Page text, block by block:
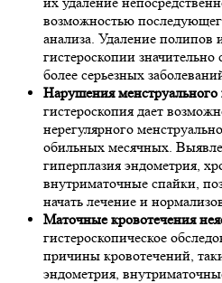
возможностью
анализа. Удаление полипов
гистероскопии
более серьезных
Нарушения менструального
гистероскопия дает
нерегулярного
обильных месячных.
гиперплазия эндометрия,
внутриматочные спайки,
начать лечение и
Маточные кровотечения
гистероскопическое
причины кровотечений,
эндометрия,